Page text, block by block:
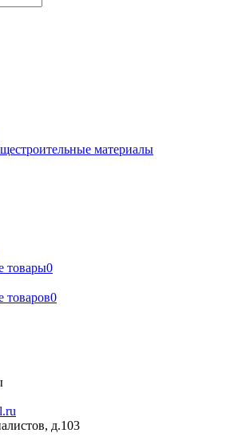
материалы
товары0
товаров0
д.103